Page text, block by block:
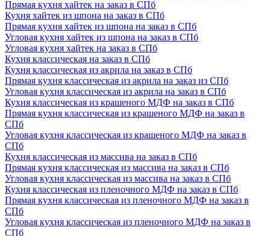
Прямая кухня хайтек на заказ в СПб
Кухня хайтек из шпона на заказ в СПб
Прямая кухня хайтек из шпона на заказ в СПб
Угловая кухня хайтек из шпона на заказ в СПб
Угловая кухня хайтек на заказ в СПб
Кухня классическая на заказ в СПб
Кухня классическая из акрила на заказ в СПб
Прямая кухня классическая из акрила на заказ из СПб
Угловая кухня классическая из акрила на заказ в СПб
Кухня классическая из крашеного МДФ на заказ в СПб
Прямая кухня классическая из крашеного МДФ на заказ в
СПб
Угловая кухня классическая из крашеного МДФ на заказ в
СПб
Кухня классическая из массива на заказ в СПб
Прямая кухня классическая из массива на заказ в СПб
Угловая кухня классическая из массива на заказ в СПб
Кухня классическая из пленочного МДФ на заказ в СПб
Прямая кухня классическая из пленочного МДФ на заказ в
СПб
Угловая кухня классическая из пленочного МДФ на заказ в
СПб